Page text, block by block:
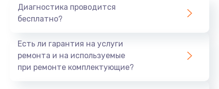
Заказать
Диагностика проводится
бесплатно?
Есть ли гарантия на услуги
ремонта и на используемые
при ремонте комплектующие?